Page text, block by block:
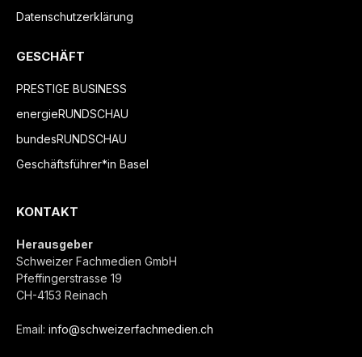
Datenschutzerklärung
GESCHÄFT
PRESTIGE BUSINESS
energieRUNDSCHAU
bundesRUNDSCHAU
Geschäftsführer*in Basel
KONTAKT
Herausgeber
Schweizer Fachmedien GmbH
Pfeffingerstrasse 19
CH-4153 Reinach
Email: info@schweizerfachmedien.ch